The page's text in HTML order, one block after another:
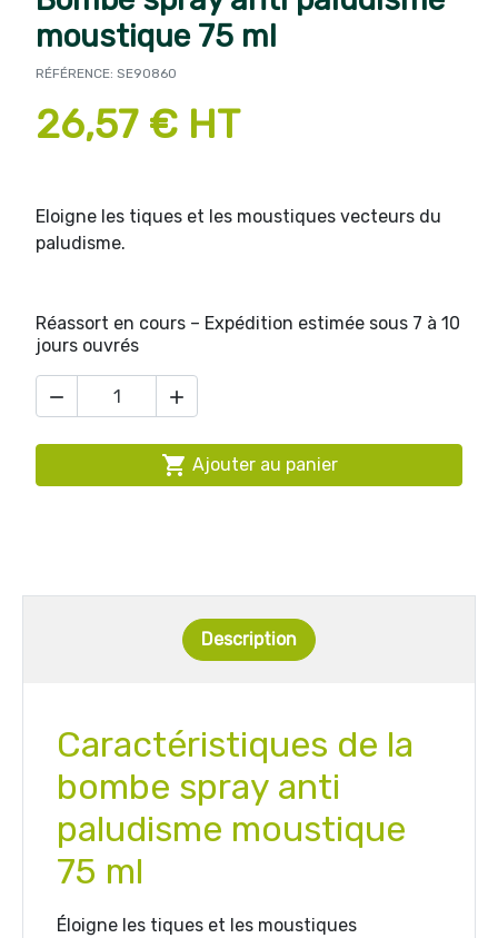
moustique 75 ml
RÉFÉRENCE: SE90860
26,57 € HT
Eloigne les tiques et les moustiques vecteurs du
paludisme.
Réassort en cours – Expédition estimée sous 7 à 10
jours ouvrés
 
 Ajouter au panier
Description
Caractéristiques de la
bombe spray anti
paludisme moustique
75 ml
Éloigne les tiques et les moustiques